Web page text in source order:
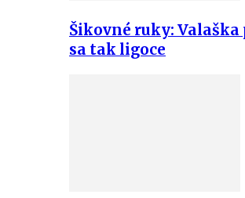
Šikovné ruky: Valaška
sa tak ligoce